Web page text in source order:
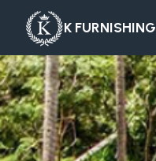
K FURNISHING